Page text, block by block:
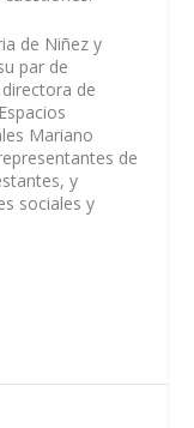
de Niñez y
par de
de
Mariano
de
y
sociales y